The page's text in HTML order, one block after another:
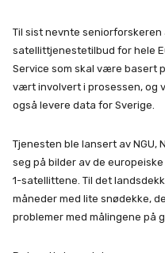
Til sist nevnte
satellittjenestetilbud for hele
Service som skal være basert
vært involvert i prosessen, og
også levere data for Sverige.
Tjenesten ble lansert av NGU,
seg på bilder av de
1-satellittene. Til det
måneder med lite snødekke,
problemer med målingene på